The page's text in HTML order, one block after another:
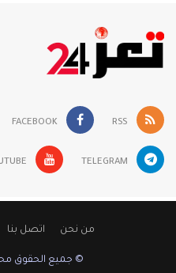
RSS
FACEBOOK
TELEGRAM
من نحن اتصل بنا
© جميع الحقوق محفوظة